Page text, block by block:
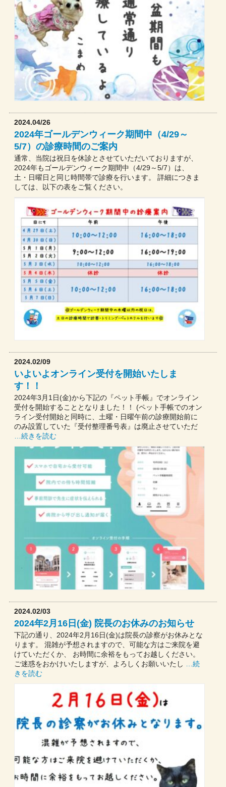
2024年ゴールデンウィーク期間中（4/29～
5/7）の診療時間のご案内
通常、当院は祝日を休診とさせていただいておりますが、
2024年もゴールデンウィーク期間中（4/29～5/7）は、
土・日曜日と同じ時間帯で診療を行います。 詳細につきま
しては、以下の表をご覧ください。
2024.04/26
いよいよオンライン受付を開始いたしま
す！！
2024年3月1日(金)から下記の『ペット手帳』でオンライン
受付を開始することとなりました！！ (ペット手帳でのオン
ライン受付開始と同時に、土曜・日曜午前の診療開始前に
のみ設置していた『受付整理番号表』は廃止させていただ
…続きを読む
2024.02/09
2024年2月16日(金) 院長のお休みのお知らせ
下記の通り、2024年2月16日(金)は院長の診察がお休みとな
ります。 混雑が予想されますので、可能な方はご来院を避
けていただくか、 お時間に余裕をもってお越しください。
ご迷惑をおかけいたしますが、よろしくお願いいたし
…続
きを読む
2024.02/03